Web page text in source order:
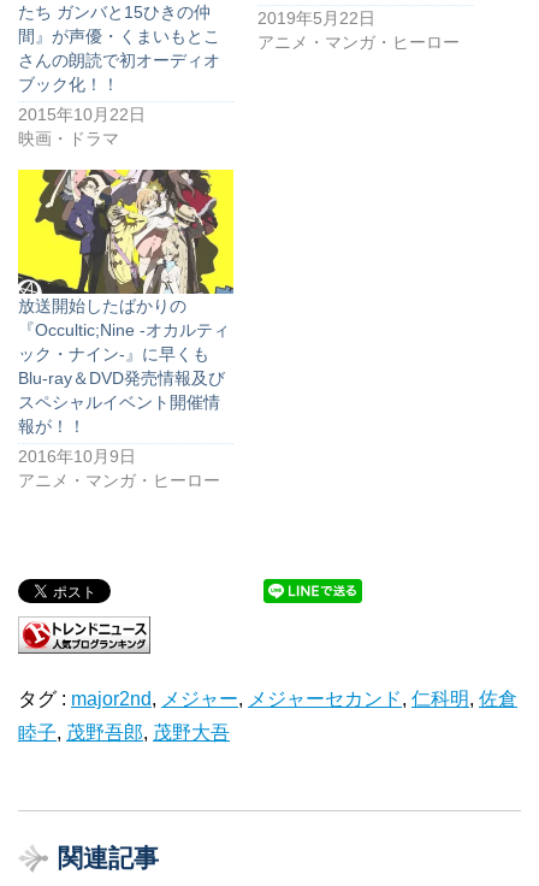
たち ガンバと15ひきの仲
間』が声優・くまいもとこ
さんの朗読で初オーディオ
ブック化！！
2015年10月22日
映画・ドラマ
2019年5月22日
アニメ・マンガ・ヒーロー
放送開始したばかりの
『Occultic;Nine -オカルティ
ック・ナイン-』に早くも
Blu-ray＆DVD発売情報及び
スペシャルイベント開催情
報が！！
2016年10月9日
アニメ・マンガ・ヒーロー
タグ : major2nd, メジャー, メジャーセカンド, 仁科明, 佐倉
睦子, 茂野吾郎, 茂野大吾
関連記事